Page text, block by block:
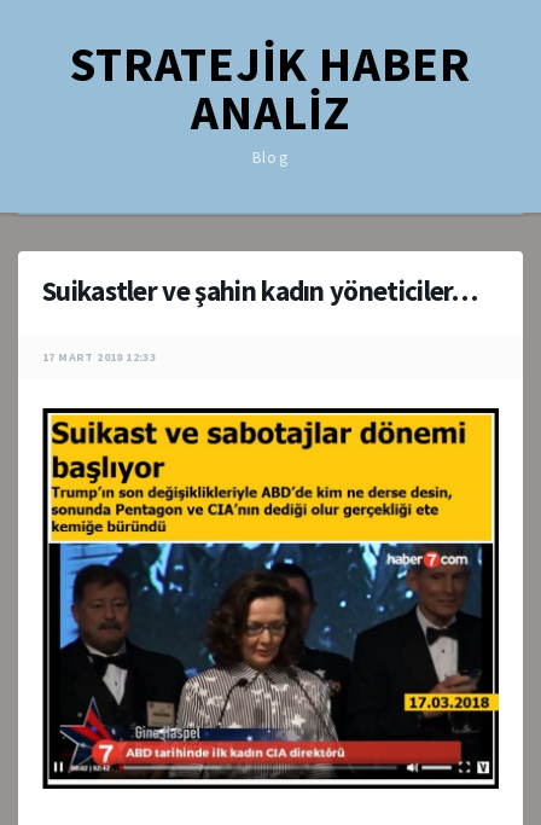
STRATEJİK HABER
ANALİZ
Blog
Suikastler ve şahin kadın yöneticiler…
17 MART 2018 12:33